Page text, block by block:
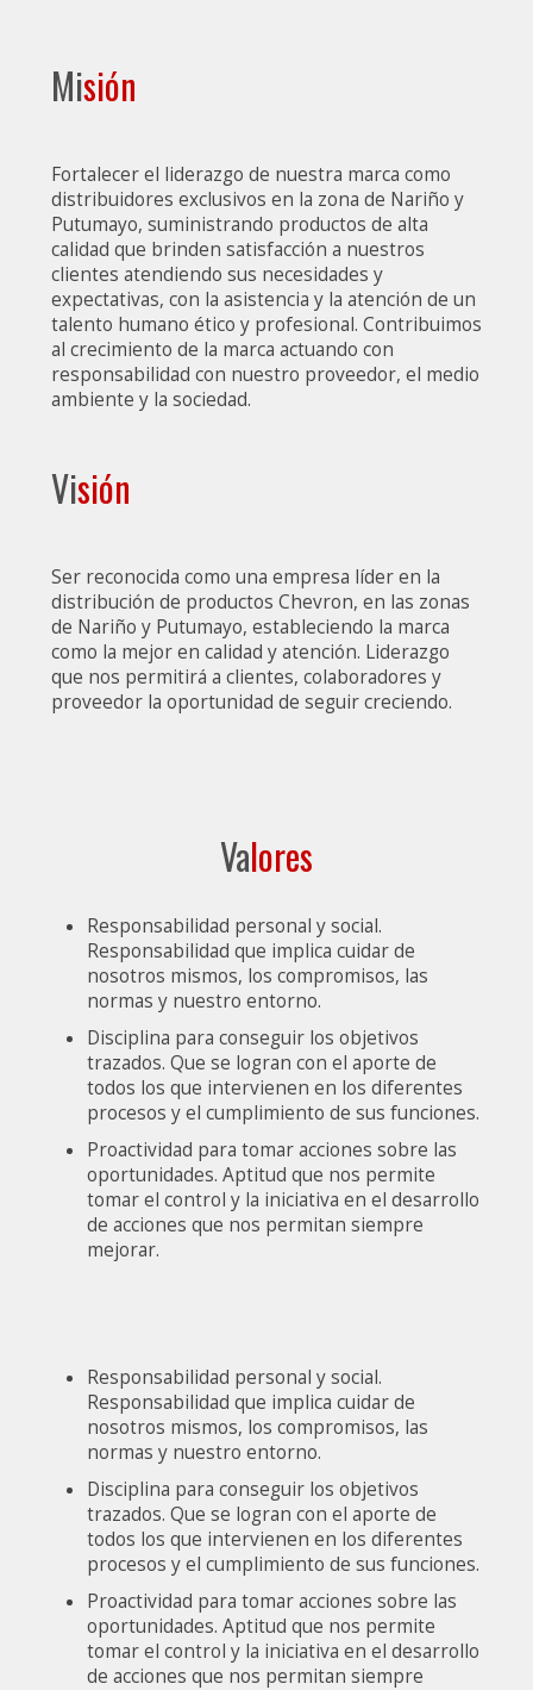
Misión
Fortalecer el liderazgo de nuestra marca como
distribuidores exclusivos en la zona de Nariño y
Putumayo, suministrando productos de alta
calidad que brinden satisfacción a nuestros
clientes atendiendo sus necesidades y
expectativas, con la asistencia y la atención de un
talento humano ético y profesional. Contribuimos
al crecimiento de la marca actuando con
responsabilidad con nuestro proveedor, el medio
ambiente y la sociedad.
Visión
Ser reconocida como una empresa líder en la
distribución de productos Chevron, en las zonas
de Nariño y Putumayo, estableciendo la marca
como la mejor en calidad y atención. Liderazgo
que nos permitirá a clientes, colaboradores y
proveedor la oportunidad de seguir creciendo.
Valores
Responsabilidad personal y social.
Responsabilidad que implica cuidar de
nosotros mismos, los compromisos, las
normas y nuestro entorno.
Disciplina para conseguir los objetivos
trazados. Que se logran con el aporte de
todos los que intervienen en los diferentes
procesos y el cumplimiento de sus funciones.
Proactividad para tomar acciones sobre las
oportunidades. Aptitud que nos permite
tomar el control y la iniciativa en el desarrollo
de acciones que nos permitan siempre
mejorar.
Responsabilidad personal y social.
Responsabilidad que implica cuidar de
nosotros mismos, los compromisos, las
normas y nuestro entorno.
Disciplina para conseguir los objetivos
trazados. Que se logran con el aporte de
todos los que intervienen en los diferentes
procesos y el cumplimiento de sus funciones.
Proactividad para tomar acciones sobre las
oportunidades. Aptitud que nos permite
tomar el control y la iniciativa en el desarrollo
de acciones que nos permitan siempre